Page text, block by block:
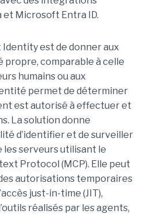
Microsoft Entra ID.
est de donner aux
propre, comparable à celle
humains ou aux
permet de déterminer
est autorisé à effectuer et
La solution donne
d’identifier et de surveiller
les serveurs utilisant le
Protocol (MCP). Elle peut
autorisations temporaires
just-in-time (JIT),
réalisés par les agents,